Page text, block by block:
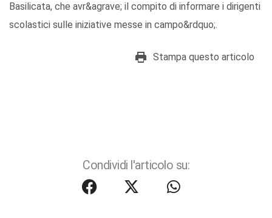
Basilicata, che avr&agrave; il compito di informare i dirigenti
scolastici sulle iniziative messe in campo&rdquo;.
Stampa questo articolo
Condividi l'articolo su: